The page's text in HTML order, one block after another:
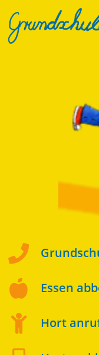
Inhalt
springen
Essen
Hort
navigation